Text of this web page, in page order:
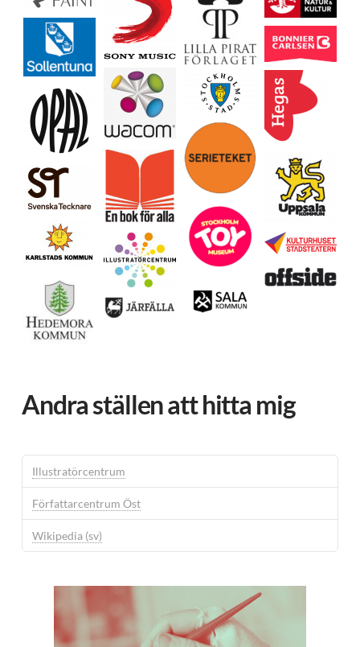
Ladda mer… Följ på Instagram
Andra ställen att hitta mig
Illustratörcentrum
Författarcentrum Öst
Wikipedia (sv)